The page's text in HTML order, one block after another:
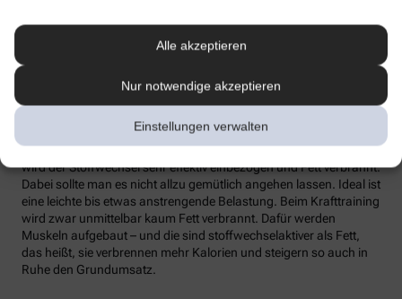
Alle akzeptieren
Nur notwendige akzeptieren
Einstellungen verwalten
In Bewegung kommen
Der richtige Mix macht’s
von weißen Fettzellen in braunes Fett begünstigen und dessen
Aktivität erhöhen. Ab circa 30 Minuten Joggen oder Radfahren
wird der Stoffwechsel sehr effektiv einbezogen und Fett verbrannt.
Dabei sollte man es nicht allzu gemütlich angehen lassen. Ideal ist
eine leichte bis etwas anstrengende Belastung. Beim Krafttraining
wird zwar unmittelbar kaum Fett verbrannt. Dafür werden
Muskeln aufgebaut – und die sind stoffwechselaktiver als Fett,
das heißt, sie verbrennen mehr Kalorien und steigern so auch in
Ruhe den Grundumsatz.